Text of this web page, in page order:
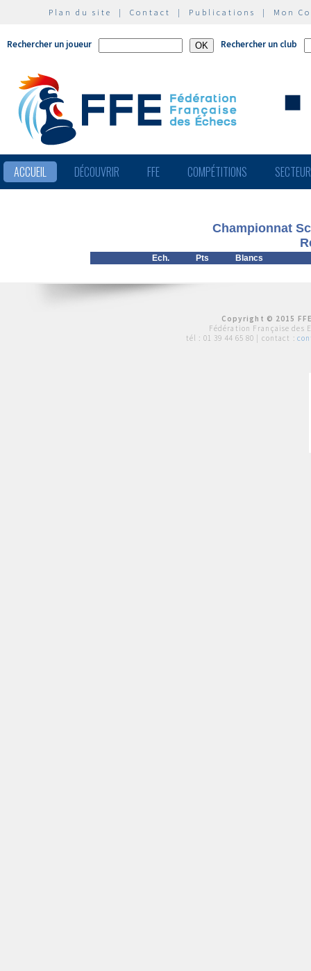
Plan du site | Contact | Publications | Mon
Rechercher un joueur Rechercher un club
ACCUEIL DÉCOUVRIR FFE COMPÉTITIONS
Championnat
Ech. Pts Blancs
Copyright © 2015
Fédération Française des
tél : 01 39 44 65 80 | contact :